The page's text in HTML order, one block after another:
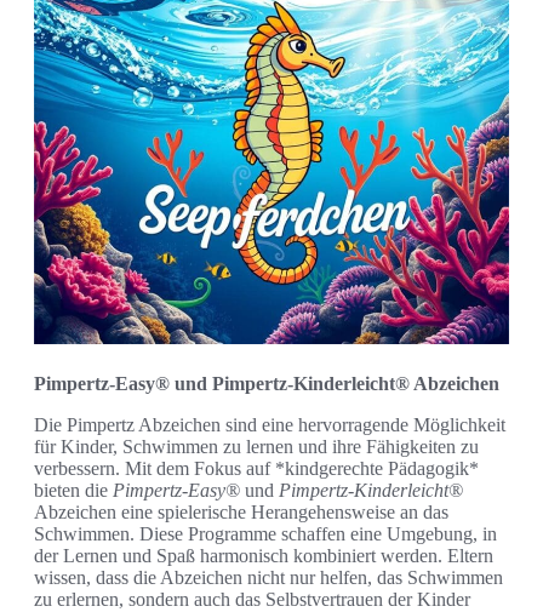
Pimpertz-Easy® und Pimpertz-Kinderleicht® Abzeichen
Die Pimpertz Abzeichen sind eine hervorragende Möglichkeit
für Kinder, Schwimmen zu lernen und ihre Fähigkeiten zu
verbessern. Mit dem Fokus auf *kindgerechte Pädagogik*
bieten die Pimpertz-Easy® und Pimpertz-Kinderleicht®
Abzeichen eine spielerische Herangehensweise an das
Schwimmen. Diese Programme schaffen eine Umgebung, in
der Lernen und Spaß harmonisch kombiniert werden. Eltern
wissen, dass die Abzeichen nicht nur helfen, das Schwimmen
zu erlernen, sondern auch das Selbstvertrauen der Kinder